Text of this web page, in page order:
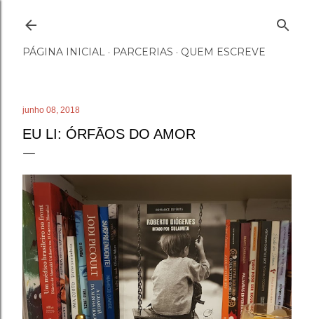
PÁGINA INICIAL PARCERIAS QUEM ESCREVE
junho 08, 2018
EU LI: ÓRFÃOS DO AMOR